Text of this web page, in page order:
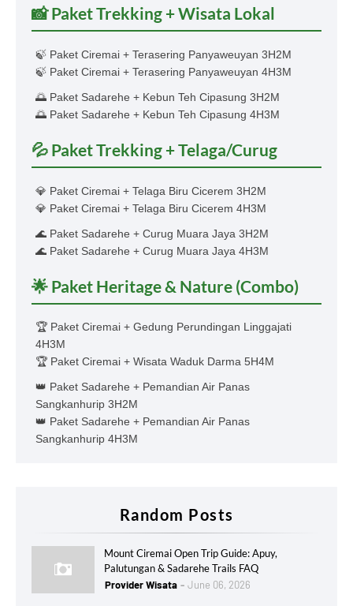
📸 Paket Trekking + Wisata Lokal
🍃 Paket Ciremai + Terasering Panyaweuyan 3H2M
🍃 Paket Ciremai + Terasering Panyaweuyan 4H3M
🌅 Paket Sadarehe + Kebun Teh Cipasung 3H2M
🌅 Paket Sadarehe + Kebun Teh Cipasung 4H3M
💦 Paket Trekking + Telaga/Curug
💎 Paket Ciremai + Telaga Biru Cicerem 3H2M
💎 Paket Ciremai + Telaga Biru Cicerem 4H3M
🌊 Paket Sadarehe + Curug Muara Jaya 3H2M
🌊 Paket Sadarehe + Curug Muara Jaya 4H3M
🌟 Paket Heritage & Nature (Combo)
🏆 Paket Ciremai + Gedung Perundingan Linggajati
4H3M
🏆 Paket Ciremai + Wisata Waduk Darma 5H4M
👑 Paket Sadarehe + Pemandian Air Panas
Sangkanhurip 3H2M
👑 Paket Sadarehe + Pemandian Air Panas
Sangkanhurip 4H3M
Random Posts
Mount Ciremai Open Trip Guide: Apuy,
Palutungan & Sadarehe Trails FAQ
Provider Wisata
June 06, 2026